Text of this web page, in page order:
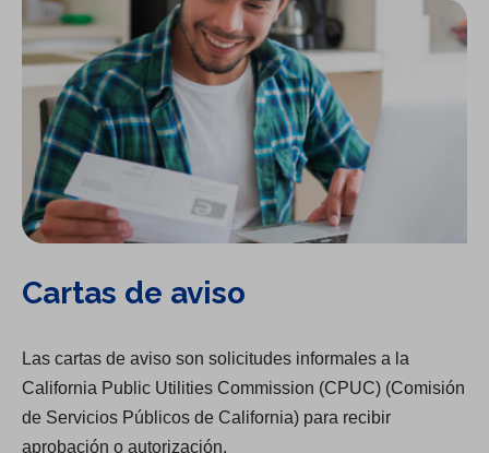
Cartas de aviso
Las cartas de aviso son solicitudes informales a la
California Public Utilities Commission (CPUC) (Comisión
de Servicios Públicos de California) para recibir
aprobación o autorización.